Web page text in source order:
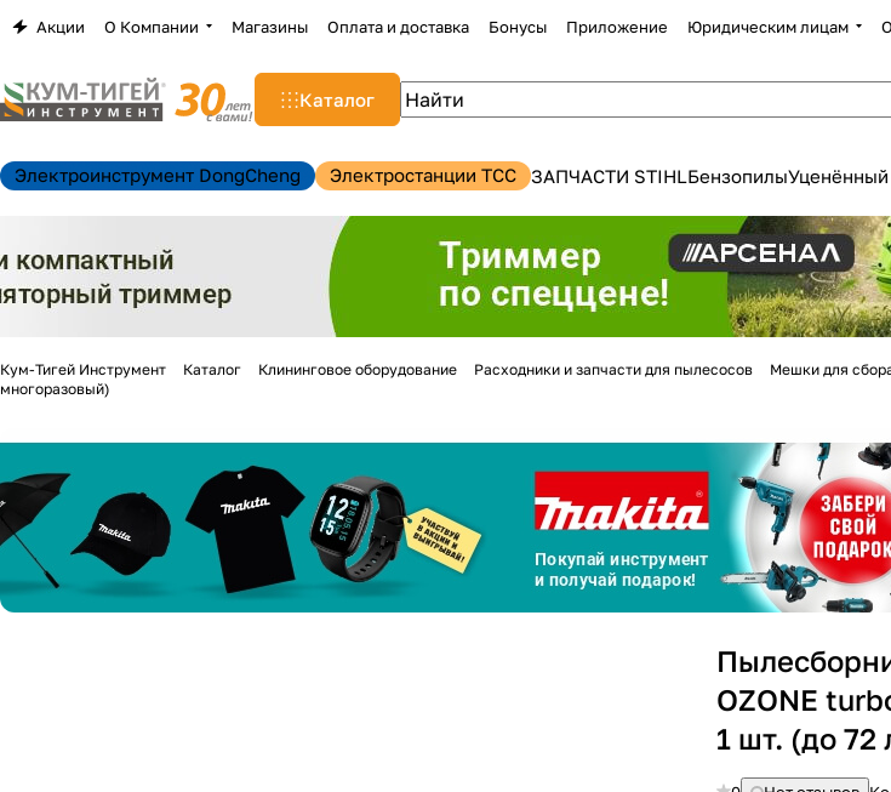
Акции О Компании Магазины Оплата и доставка Бонусы Приложение Юридическим лицам
Каталог
Электроинструмент DongCheng Электростанции TCC ЗАПЧАСТИ STIHLБензопилыУценённый
Кум-Тигей Инструмент Каталог Клининговое оборудование Расходники и запчасти для пылесосов Мешки для
многоразовый)
OZONE
1 шт. (до 72
Для клиентов всех банков
Разбейтеоплату
График платежей